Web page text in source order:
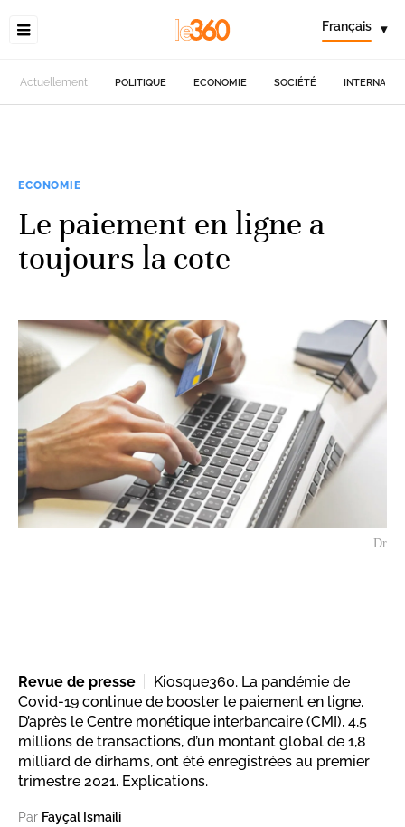
Français ▾
Actuellement POLITIQUE ECONOMIE SOCIÉTÉ
ECONOMIE
Le paiement en ligne a
toujours la cote
Dr
Revue de presse
Kiosque360. La pandémie de
Covid-19 continue de booster le paiement en ligne.
D’après le Centre monétique interbancaire (CMI), 4,5
millions de transactions, d’un montant global de 1,8
milliard de dirhams, ont été enregistrées au premier
trimestre 2021. Explications.
Par Fayçal Ismaili